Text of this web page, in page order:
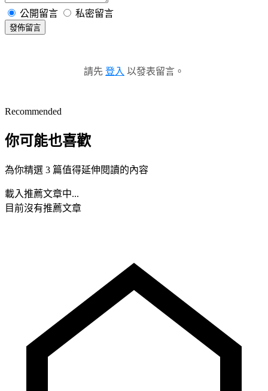
公開留言 私密留言
發佈留言
請先 登入 以發表留言。
Recommended
你可能也喜歡
為你精選 3 篇值得延伸閱讀的內容
載入推薦文章中...
目前沒有推薦文章